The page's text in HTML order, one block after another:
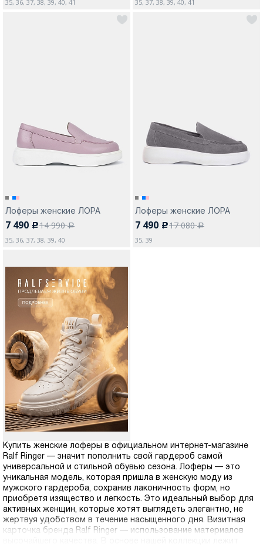
35, 36, 37, 38, 39, 40, 41
35, 37, 38, 39, 40, 41
Лоферы женские ЛОРА
7 490 c14 990a
35, 36, 37, 38, 39, 40
Лоферы женские ЛОРА
7 490 c17 080a
35, 39
Купить женские лоферы в официальном интернет-магазине
Ralf Ringer — значит пополнить свой гардероб самой
универсальной и стильной обувью сезона. Лоферы — это
уникальная модель, которая пришла в женскую моду из
мужского гардероба, сохранив лаконичность форм, но
приобретя изящество и легкость. Это идеальный выбор для
активных женщин, которые хотят выглядеть элегантно, не
жертвуя удобством в течение насыщенного дня. Визитная
карточка бренда Ralf Ringer — использование материалов